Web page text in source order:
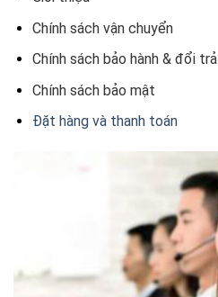
Chính sách vận chuyển
Chính sách bảo hành & đổi trả
Chính sách bảo mật
Đặt hàng và thanh toán